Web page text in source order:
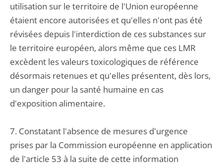
utilisation sur le territoire de l'Union européenne
étaient encore autorisées et qu'elles n'ont pas été
révisées depuis l'interdiction de ces substances sur
le territoire européen, alors même que ces LMR
excèdent les valeurs toxicologiques de référence
désormais retenues et qu'elles présentent, dès lors,
un danger pour la santé humaine en cas
d'exposition alimentaire.
7. Constatant l'absence de mesures d'urgence
prises par la Commission européenne en application
de l'article 53 à la suite de cette information